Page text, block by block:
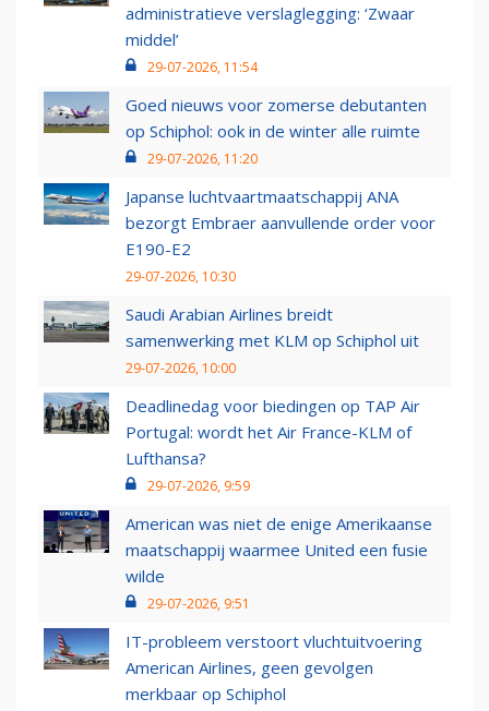
administratieve verslaglegging: ‘Zwaar
middel’
29-07-2026, 11:54
Goed nieuws voor zomerse debutanten
op Schiphol: ook in de winter alle ruimte
29-07-2026, 11:20
Japanse luchtvaartmaatschappij ANA
bezorgt Embraer aanvullende order voor
E190-E2
29-07-2026, 10:30
Saudi Arabian Airlines breidt
samenwerking met KLM op Schiphol uit
29-07-2026, 10:00
Deadlinedag voor biedingen op TAP Air
Portugal: wordt het Air France-KLM of
Lufthansa?
29-07-2026, 9:59
American was niet de enige Amerikaanse
maatschappij waarmee United een fusie
wilde
29-07-2026, 9:51
IT-probleem verstoort vluchtuitvoering
American Airlines, geen gevolgen
merkbaar op Schiphol